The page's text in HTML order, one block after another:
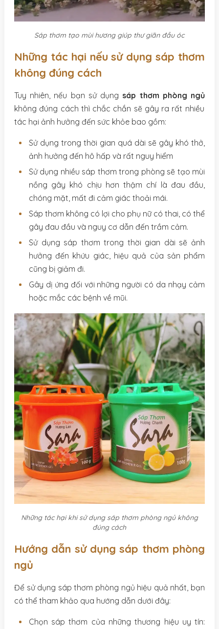
Sáp thơm tạo mùi hương giúp thư giãn đầu óc
Những tác hại nếu sử dụng sáp thơm
không đúng cách
Tuy nhiên, nếu bạn sử dụng sáp thơm phòng ngủ
không đúng cách thì chắc chắn sẽ gây ra rất nhiều
tác hại ảnh hưởng đến sức khỏe bao gồm:
Sử dụng trong thời gian quá dài sẽ gây khó thở,
ảnh hưởng đến hô hấp và rất nguy hiểm
Sử dụng nhiều sáp thơm trong phòng sẽ tạo mùi
nồng gây khó chịu hơn thậm chí là đau đầu,
chóng mặt, mất đi cảm giác thoải mái.
Sáp thơm không có lợi cho phụ nữ có thai, có thể
gây đau đầu và nguy cơ dẫn đến trầm cảm.
Sử dụng sáp thơm trong thời gian dài sẽ ảnh
hưởng đến khứu giác, hiệu quả của sản phẩm
cũng bị giảm đi.
Gây dị ứng đối với những người có da nhạy cảm
hoặc mắc các bệnh về mũi.
Những tác hại khi sử dụng sáp thơm phòng ngủ không
đúng cách
Hướng dẫn sử dụng sáp thơm phòng
ngủ
Để sử dụng sáp thơm phòng ngủ hiệu quả nhất, bạn
có thể tham khảo qua hướng dẫn dưới đây:
Chọn sáp thơm của những thương hiệu uy tín: